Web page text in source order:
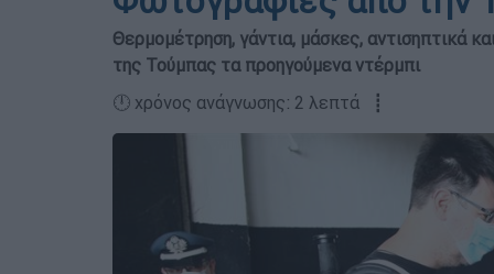
Θερμομέτρηση, γάντια, μάσκες, αντισηπτικά
της Τούμπας τα προηγούμενα ντέρμπι
🕛 χρόνος ανάγνωσης: 2 λεπτά ┋